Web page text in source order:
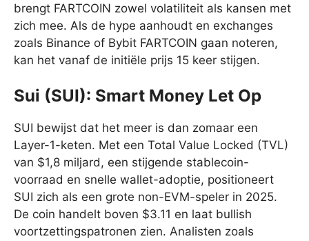
brengt FARTCOIN zowel volatiliteit als kansen met
zich mee. Als de hype aanhoudt en exchanges
zoals Binance of Bybit FARTCOIN gaan noteren,
kan het vanaf de initiële prijs 15 keer stijgen.
Sui (SUI): Smart Money Let Op
SUI bewijst dat het meer is dan zomaar een
Layer-1-keten. Met een Total Value Locked (TVL)
van $1,8 miljard, een stijgende stablecoin-
voorraad en snelle wallet-adoptie, positioneert
SUI zich als een grote non-EVM-speler in 2025.
De coin handelt boven $3.11 en laat bullish
voortzettingspatronen zien. Analisten zoals